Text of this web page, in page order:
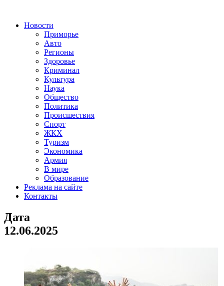
Новости
Приморье
Авто
Регионы
Здоровье
Криминал
Культура
Наука
Общество
Политика
Происшествия
Спорт
ЖКХ
Туризм
Экономика
Армия
В мире
Образование
Реклама на сайте
Контакты
Дата
12.06.2025